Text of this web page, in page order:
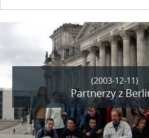
można nabyć m.in. w Urzędzie
sklepach i pensjonatach.
(2003-12-11)
Partnerzy z